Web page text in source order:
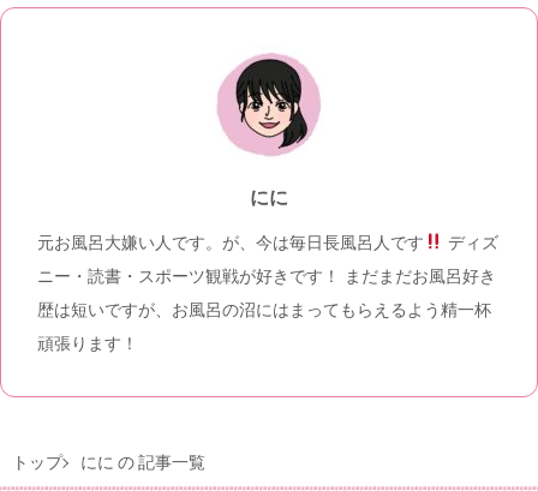
にに
元お風呂大嫌い人です。が、今は毎日長風呂人です
ディズ
ニー・読書・スポーツ観戦が好きです！ まだまだお風呂好き
歴は短いですが、お風呂の沼にはまってもらえるよう精一杯
頑張ります！
トップ にに の 記事一覧